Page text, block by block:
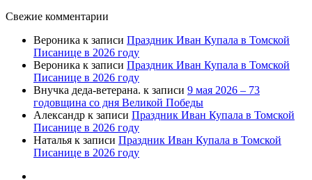
Свежие комментарии
Вероника к записи Праздник Иван Купала в Томской
Писанице в 2026 году
Вероника к записи Праздник Иван Купала в Томской
Писанице в 2026 году
Внучка деда-ветерана. к записи 9 мая 2026 – 73
годовщина со дня Великой Победы
Александр к записи Праздник Иван Купала в Томской
Писанице в 2026 году
Наталья к записи Праздник Иван Купала в Томской
Писанице в 2026 году